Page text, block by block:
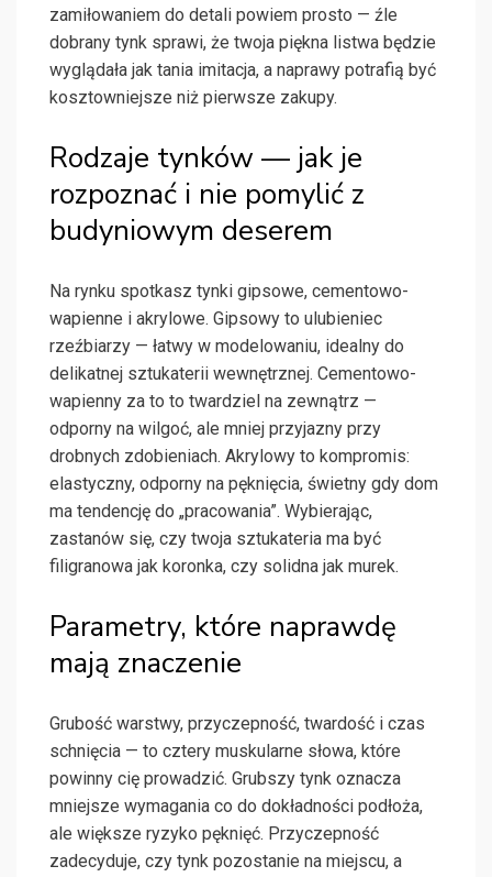
zamiłowaniem do detali powiem prosto — źle
dobrany tynk sprawi, że twoja piękna listwa będzie
wyglądała jak tania imitacja, a naprawy potrafią być
kosztowniejsze niż pierwsze zakupy.
Rodzaje tynków — jak je
rozpoznać i nie pomylić z
budyniowym deserem
Na rynku spotkasz tynki gipsowe, cementowo-
wapienne i akrylowe. Gipsowy to ulubieniec
rzeźbiarzy — łatwy w modelowaniu, idealny do
delikatnej sztukaterii wewnętrznej. Cementowo-
wapienny za to to twardziel na zewnątrz —
odporny na wilgoć, ale mniej przyjazny przy
drobnych zdobieniach. Akrylowy to kompromis:
elastyczny, odporny na pęknięcia, świetny gdy dom
ma tendencję do „pracowania”. Wybierając,
zastanów się, czy twoja sztukateria ma być
filigranowa jak koronka, czy solidna jak murek.
Parametry, które naprawdę
mają znaczenie
Grubość warstwy, przyczepność, twardość i czas
schnięcia — to cztery muskularne słowa, które
powinny cię prowadzić. Grubszy tynk oznacza
mniejsze wymagania co do dokładności podłoża,
ale większe ryzyko pęknięć. Przyczepność
zadecyduje, czy tynk pozostanie na miejscu, a